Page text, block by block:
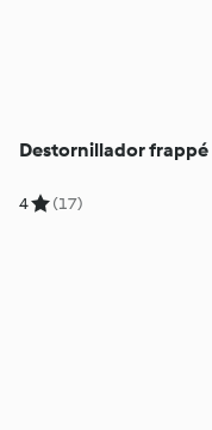
Destornillador frappé
4 (17)